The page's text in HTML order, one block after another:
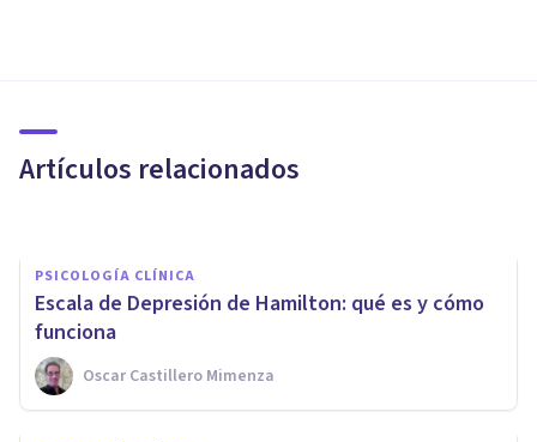
Artículos relacionados
funciones y características
PSICOLOGÍA CLÍNICA
Escala de Depresión de Hamilton: qué es y cómo
funciona
Oscar Castillero Mimenza
BIOGRAFÍAS
David Wechsler: biografía del